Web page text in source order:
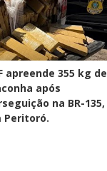
apreende 355 kg de
após
na BR-135,
Peritoró.